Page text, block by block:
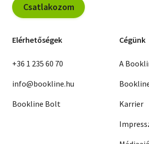
Csatlakozom
Elérhetőségek
+36 1 235 60 70
info@bookline.hu
Bookline Bolt
Cégünk
A
Karrier